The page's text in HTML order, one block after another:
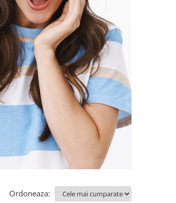
Ordoneaza: